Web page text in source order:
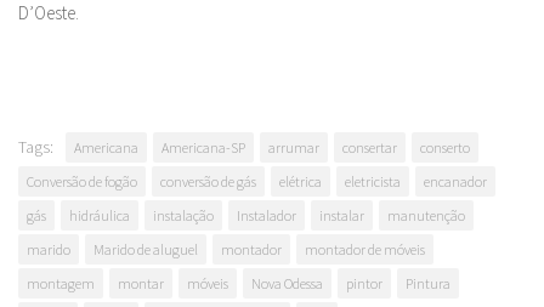
D’Oeste.
Tags: Americana Americana-SP arrumar consertar
conserto
Conversão de fogão
conversão de gás elétrica eletricista
encanador
gás
hidráulica instalação Instalador instalar
manutenção
marido
Marido de aluguel montador
montador de móveis
montagem
montar móveis Nova Odessa pintor
Pintura